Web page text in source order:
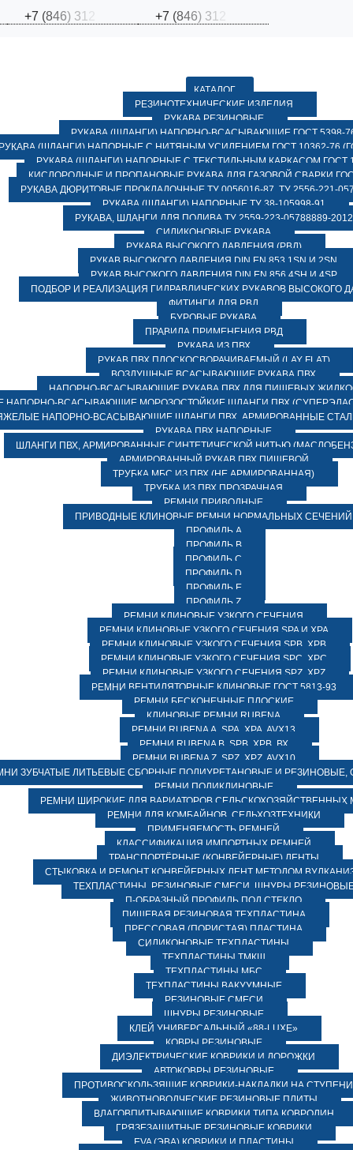
+7 (846) 31 +7 (846) 31
КАТАЛОГ
РЕЗИНОТЕХНИЧЕСКИЕ ИЗДЕЛИЯ
РУКАВА РЕЗИНОВЫЕ
РУКАВА (ШЛАНГИ) НАПОРНО-ВСАСЫВАЮЩИЕ ГОСТ 5398-
(ШЛАНГИ) НАПОРНЫЕ С НИТЯНЫМ УСИЛЕНИЕМ ГОСТ 10362-76
РУКАВА (ШЛАНГИ) НАПОРНЫЕ С ТЕКСТИЛЬНЫМ КАРКАСОМ ГОСТ
КИСЛОРОДНЫЕ И ПРОПАНОВЫЕ РУКАВА ДЛЯ ГАЗОВОЙ СВАРКИ
РУКАВА ДЮРИТОВЫЕ ПРОКЛАДОЧНЫЕ ТУ 0056016-87, ТУ 2556-221-
РУКАВА (ШЛАНГИ) НАПОРНЫЕ ТУ 38-105998-91
РУКАВА, ШЛАНГИ ДЛЯ ПОЛИВА ТУ 2559-223-05788889-2012
СИЛИКОНОВЫЕ РУКАВА
РУКАВА ВЫСОКОГО ДАВЛЕНИЯ (РВД)
РУКАВ ВЫСОКОГО ДАВЛЕНИЯ DIN EN 853 1SN И 2SN
РУКАВ ВЫСОКОГО ДАВЛЕНИЯ DIN EN 856 4SH И 4SP
ПОДБОР И РЕАЛИЗАЦИЯ ГИДРАВЛИЧЕСКИХ РУКАВОВ ВЫСОКОГО
ФИТИНГИ ДЛЯ РВД
БУРОВЫЕ РУКАВА
ПРАВИЛА ПРИМЕНЕНИЯ РВД
РУКАВА ИЗ ПВХ
РУКАВ ПВХ ПЛОСКОСВОРАЧИВАЕМЫЙ (LAY FLAT)
ВОЗДУШНЫЕ ВСАСЫВАЮЩИЕ РУКАВА ПВХ
НАПОРНО-ВСАСЫВАЮЩИЕ РУКАВА ПВХ ДЛЯ ПИЩЕВЫХ
НАПОРНО-ВСАСЫВАЮЩИЕ МОРОЗОСТОЙКИЕ ШЛАНГИ ПВХ
НАПОРНО-ВСАСЫВАЮЩИЕ ШЛАНГИ ПВХ, АРМИРОВАННЫЕ
РУКАВА ПВХ НАПОРНЫЕ
ШЛАНГИ ПВХ, АРМИРОВАННЫЕ СИНТЕТИЧЕСКОЙ НИТЬЮ
АРМИРОВАННЫЙ РУКАВ ПВХ ПИЩЕВОЙ
ТРУБКА МБС ИЗ ПВХ (НЕ АРМИРОВАННАЯ)
ТРУБКА ИЗ ПВХ ПРОЗРАЧНАЯ
РЕМНИ ПРИВОДНЫЕ
ПРИВОДНЫЕ КЛИНОВЫЕ РЕМНИ НОРМАЛЬНЫХ СЕЧЕНИЙ
ПРОФИЛЬ A
ПРОФИЛЬ B
ПРОФИЛЬ C
ПРОФИЛЬ D
ПРОФИЛЬ E
ПРОФИЛЬ Z
РЕМНИ КЛИНОВЫЕ УЗКОГО СЕЧЕНИЯ
РЕМНИ КЛИНОВЫЕ УЗКОГО СЕЧЕНИЯ SPA И XPA
РЕМНИ КЛИНОВЫЕ УЗКОГО СЕЧЕНИЯ SPB, XPB
РЕМНИ КЛИНОВЫЕ УЗКОГО СЕЧЕНИЯ SPC, XPC
РЕМНИ КЛИНОВЫЕ УЗКОГО СЕЧЕНИЯ SPZ, XPZ
РЕМНИ ВЕНТИЛЯТОРНЫЕ КЛИНОВЫЕ ГОСТ 5813-93
РЕМНИ БЕСКОНЕЧНЫЕ ПЛОСКИЕ
КЛИНОВЫЕ РЕМНИ RUBENA
РЕМНИ RUBENA А, SPA, XPA, AVX13
РЕМНИ RUBENA В, SPВ, ХPВ, ВХ
РЕМНИ RUBENA Z, SPZ, XPZ, AVX10
ЗУБЧАТЫЕ ЛИТЬЕВЫЕ СБОРНЫЕ ПОЛИУРЕТАНОВЫЕ И РЕЗИНОВЫЕ,
РЕМНИ ПОЛИКЛИНОВЫЕ
РЕМНИ ШИРОКИЕ ДЛЯ ВАРИАТОРОВ СЕЛЬСКОХОЗЯЙСТВЕННЫХ
РЕМНИ ДЛЯ КОМБАЙНОВ, СЕЛЬХОЗТЕХНИКИ
ПРИМЕНЯЕМОСТЬ РЕМНЕЙ
КЛАССИФИКАЦИЯ ИМПОРТНЫХ РЕМНЕЙ
ТРАНСПОРТЁРНЫЕ (КОНВЕЙЕРНЫЕ) ЛЕНТЫ
СТЫКОВКА И РЕМОНТ КОНВЕЙЕРНЫХ ЛЕНТ МЕТОДОМ
ТЕХПЛАСТИНЫ, РЕЗИНОВЫЕ СМЕСИ, ШНУРЫ
П-ОБРАЗНЫЙ ПРОФИЛЬ ПОД СТЕКЛО
ПИЩЕВАЯ РЕЗИНОВАЯ ТЕХПЛАСТИНА
ПРЕССОВАЯ (ПОРИСТАЯ) ПЛАСТИНА
СИЛИКОНОВЫЕ ТЕХПЛАСТИНЫ
ТЕХПЛАСТИНЫ ТМКЩ
ТЕХПЛАСТИНЫ МБС
ТЕХПЛАСТИНЫ ВАКУУМНЫЕ
РЕЗИНОВЫЕ СМЕСИ
ШНУРЫ РЕЗИНОВЫЕ
КЛЕЙ УНИВЕРСАЛЬНЫЙ «88-LUXE»
КОВРЫ РЕЗИНОВЫЕ
ДИЭЛЕКТРИЧЕСКИЕ КОВРИКИ И ДОРОЖКИ
АВТОКОВРЫ РЕЗИНОВЫЕ
ПРОТИВОСКОЛЬЗЯЩИЕ КОВРИКИ-НАКЛАДКИ НА СТУПЕНИ
ЖИВОТНОВОДЧЕСКИЕ РЕЗИНОВЫЕ ПЛИТЫ
ВЛАГОВПИТЫВАЮЩИЕ КОВРИКИ ТИПА КОВРОЛИН
ГРЯЗЕЗАЩИТНЫЕ РЕЗИНОВЫЕ КОВРИКИ
EVA (ЭВА) КОВРИКИ И ПЛАСТИНЫ